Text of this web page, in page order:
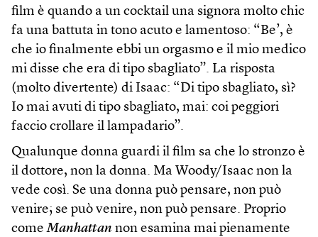
film è quando a un cocktail una signora molto chic
fa una battuta in tono acuto e lamentoso: “Be’, è
che io finalmente ebbi un orgasmo e il mio medico
mi disse che era di tipo sbagliato”. La risposta
(molto divertente) di Isaac: “Di tipo sbagliato, sì?
Io mai avuti di tipo sbagliato, mai: coi peggiori
faccio crollare il lampadario”.
Qualunque donna guardi il film sa che lo stronzo è
il dottore, non la donna. Ma Woody/Isaac non la
vede così. Se una donna può pensare, non può
venire; se può venire, non può pensare. Proprio
comeManhattan non esamina mai pienamente